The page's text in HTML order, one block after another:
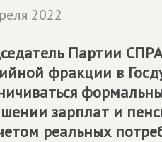
2022
Партии
фракции в
зарплат и
реальных